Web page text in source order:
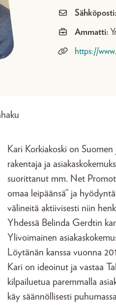
Sähköposti:
Ammatti:
https://
Kari Korkiakoski on
rakentaja ja
suorittanut mm. Net
omaa leipäänsä” ja
välineitä aktiivisesti niin
Yhdessä Belinda Gerdtin
Ylivoimainen
Löytänän kanssa vuonna
Kari on ideoinut ja vastaa
kilpailuetua paremmalla
käy säännöllisesti